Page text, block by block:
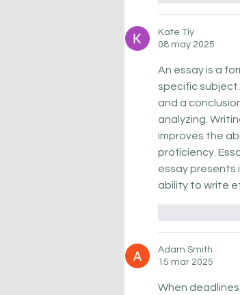
Kate Tiy
08 may 2025
An essay is a
specific
and a
analyzing.
improves the
proficiency.
essay presents
ability to write
Adam Smith
15 mar 2025
When